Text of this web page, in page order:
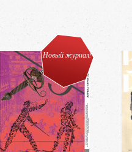
Новый журнал!